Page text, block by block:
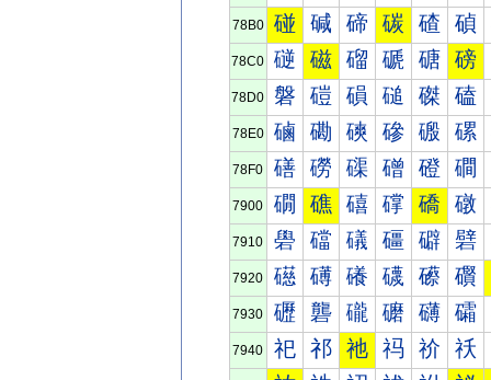
78B0 碰 碱 碲 碳 碴 碵
78C0 磀 磁 磂 磃 磄 磅
78D0 磐 磑 磒 磓 磔 磕
78E0 磠 磡 磢 磣 磤 磥
78F0 磰 磱 磲 磳 磴 磵
7900 礀 礁 礂 礃 礄 礅
7910 礐 礑 礒 礓 礔 礕
7920 礠 礡 礢 礣 礤 礥
7930 礰 礱 礲 礳 礴 礵
7940 祀 祁 祂 祃 祄 祅